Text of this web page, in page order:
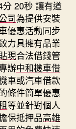
20秒 讓有道
司為提供安裝
優惠活動同步
力具擁有品業
現合法借錢管
辦中和機車借
車或汽車借款
條件簡單優惠
等並針對個人
保抵押品高雄